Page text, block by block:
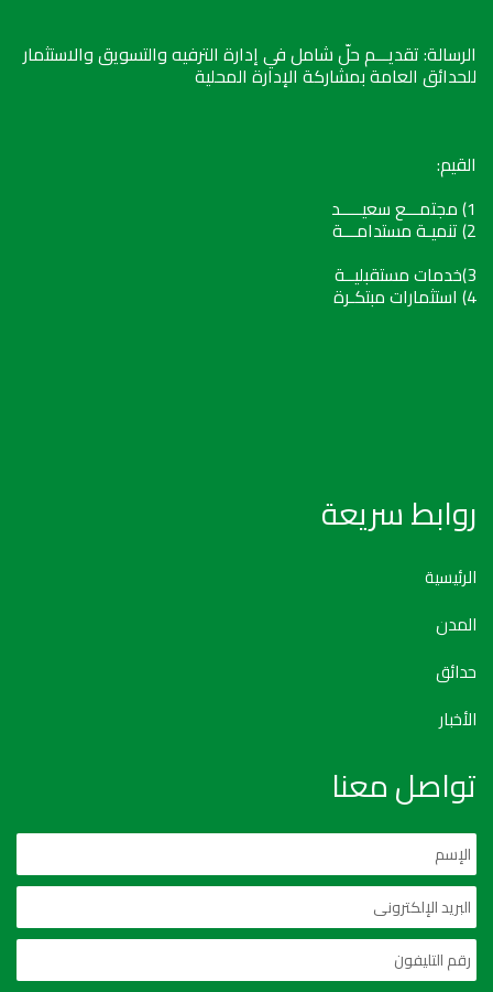
الرسالة: تقديـــم حلّ شامل في إدارة الترفيه والتسويق والاستثمار
للحدائق العامة بمشاركة الإدارة المحلية
القيم:
1) مجتمـــع سعيـــــد
2) تنميـة مستدامـــة
3)خدمات مستقبليــة
4) استثمارات مبتكـرة
روابط سريعة
الرئيسية
المدن
حدائق
الأخبار
تواصل معنا